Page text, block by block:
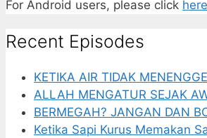
For Android users, please click here
Recent Episodes
KETIKA AIR TIDAK
ALLAH MENGATUR SEJAK
BERMEGAH? JANGAN DAN
Ketika Sapi Kurus Memakan